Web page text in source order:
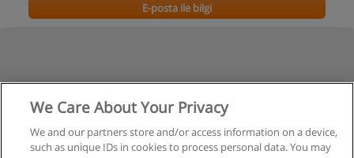
E-posta ile bilgi
We Care About Your Privacy
We and our partners store and/or access information on a device,
such as unique IDs in cookies to process personal data. You may